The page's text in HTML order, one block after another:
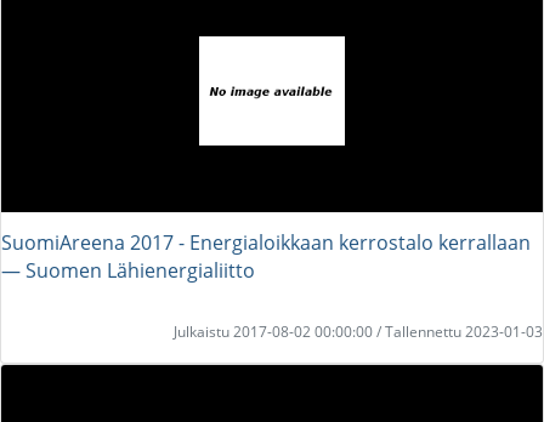
SuomiAreena 2017 - Energialoikkaan kerrostalo kerrallaan
― Suomen Lähienergialiitto
Julkaistu 2017-08-02 00:00:00 / Tallennettu 2023-01-03